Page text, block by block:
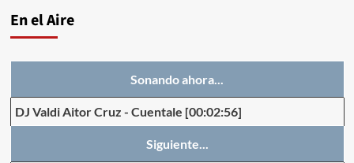
En el Aire
Sonando ahora...
DJ Valdi Aitor Cruz - Cuentale [00:02:56]
Siguiente...